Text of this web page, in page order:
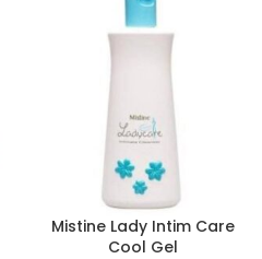
Mistine Lady Intim Care
Cool Gel